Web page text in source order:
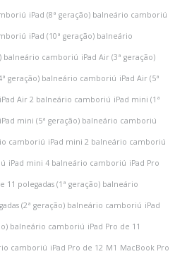
iPad (8ª geração) balneário camboriú
iPad (10ª geração) balneário
balneário camboriú iPad Air (3ª geração)
geração) balneário camboriú iPad Air (5ª
iPad Air 2 balneário camboriú iPad mini (1ª
iPad mini (5ª geração) balneário camboriú
camboriú iPad mini 2 balneário camboriú
iPad mini 4 balneário camboriú iPad Pro
11 polegadas (1ª geração) balneário
(2ª geração) balneário camboriú iPad
balneário camboriú iPad Pro de 11
camboriú iPad Pro de 12 M1 MacBook Pro